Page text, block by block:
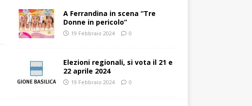
A Ferrandina in scena “Tre
Donne in pericolo”
19 Febbraio 2024 0
Elezioni regionali, si vota il 21 e
22 aprile 2024
19 Febbraio 2024 0